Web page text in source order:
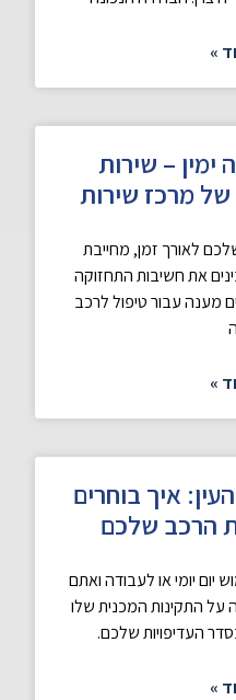
»
ימין – שירות
מרכז שירות
לאורך זמן, מחייבת
את חשיבות התחזוקה
עבור טיפול לרכב
»
איך בוחרים
הרכב שלכם
יומי או לעבודה ואתם
על התקינות המכנית שלו
העדיפויות שלכם.
»